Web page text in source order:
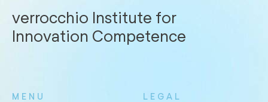
verrocchio Institute for
Innovation Competence
MENU LEGAL